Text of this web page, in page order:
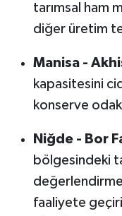
tarımsal ham
diğer üretim
Manisa -
kapasitesini
konserve
Niğde - Bor
bölgesindeki
faaliyete